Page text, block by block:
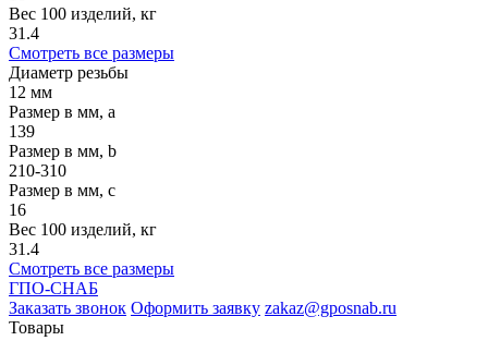
Вес 100 изделий, кг
31.4
Смотреть все размеры
Диаметр резьбы
12 мм
Размер в мм, a
139
Размер в мм, b
210-310
Размер в мм, c
16
Вес 100 изделий, кг
31.4
Смотреть все размеры
ГПО-СНАБ
Заказать звонок Оформить заявку zakaz@gposnab.ru
Товары